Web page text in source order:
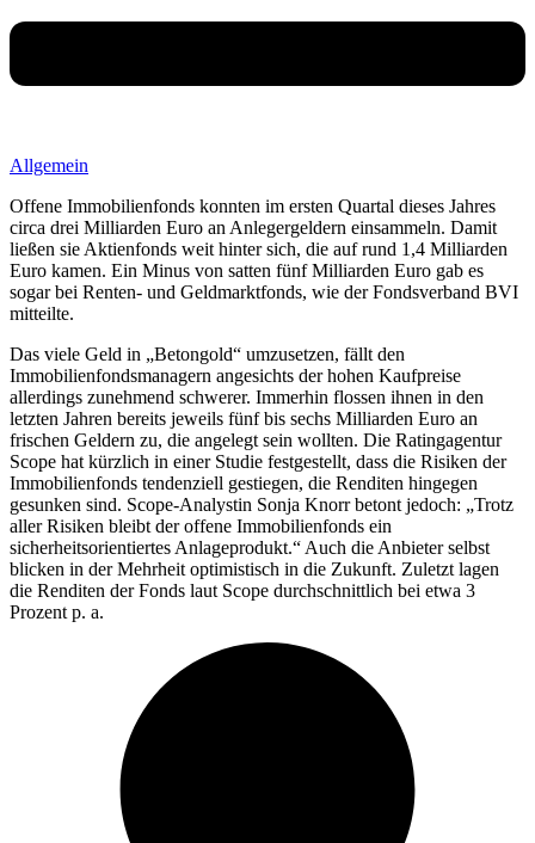
Allgemein
Offene Immobilienfonds konnten im ersten Quartal dieses Jahres
circa drei Milliarden Euro an Anlegergeldern einsammeln. Damit
ließen sie Aktienfonds weit hinter sich, die auf rund 1,4 Milliarden
Euro kamen. Ein Minus von satten fünf Milliarden Euro gab es
sogar bei Renten- und Geldmarktfonds, wie der Fondsverband BVI
mitteilte.
Das viele Geld in „Betongold“ umzusetzen, fällt den
Immobilienfondsmanagern angesichts der hohen Kaufpreise
allerdings zunehmend schwerer. Immerhin flossen ihnen in den
letzten Jahren bereits jeweils fünf bis sechs Milliarden Euro an
frischen Geldern zu, die angelegt sein wollten. Die Ratingagentur
Scope hat kürzlich in einer Studie festgestellt, dass die Risiken der
Immobilienfonds tendenziell gestiegen, die Renditen hingegen
gesunken sind. Scope-Analystin Sonja Knorr betont jedoch: „Trotz
aller Risiken bleibt der offene Immobilienfonds ein
sicherheitsorientiertes Anlageprodukt.“ Auch die Anbieter selbst
blicken in der Mehrheit optimistisch in die Zukunft. Zuletzt lagen
die Renditen der Fonds laut Scope durchschnittlich bei etwa 3
Prozent p. a.